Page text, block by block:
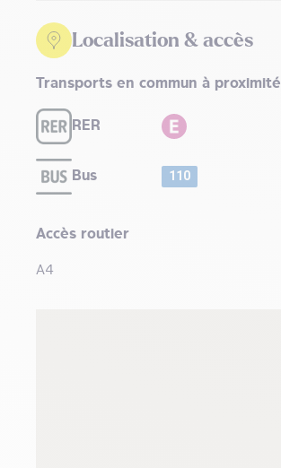
Localisation & accès
Transports en commun à proximité
RER
Bus 110
Accès routier
A4